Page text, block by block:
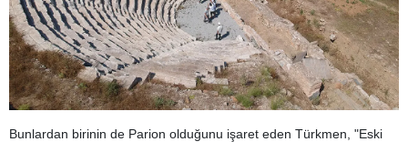
Bunlardan birinin de Parion olduğunu işaret eden Türkmen, "Eski